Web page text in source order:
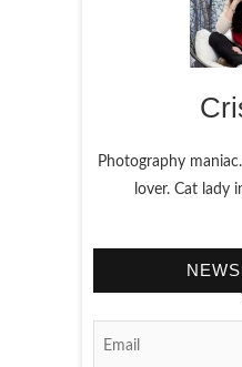
Photography
lover. Cat lady